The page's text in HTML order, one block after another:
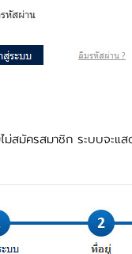
ไม่สมัครสมาชิก ระบบ